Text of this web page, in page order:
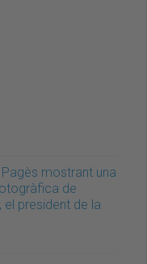
mostrant una
de
el president de la